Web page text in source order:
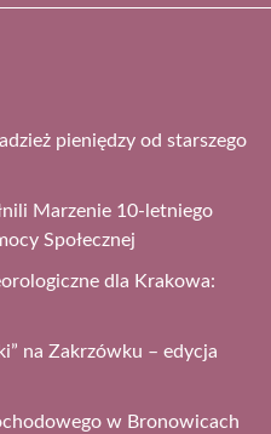
pieniędzy od starszego
Marzenie 10-letniego
Społecznej
dla Krakowa:
na Zakrzówku – edycja
w Bronowicach